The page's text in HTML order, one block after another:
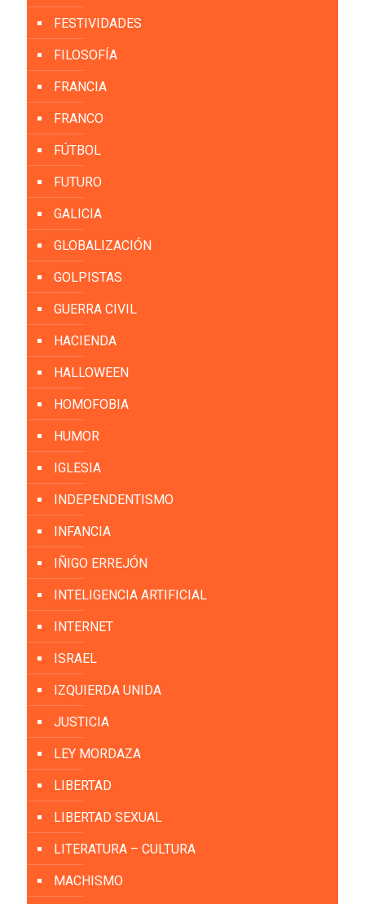
FESTIVIDADES
FILOSOFÍA
FRANCIA
FRANCO
FÚTBOL
FUTURO
GALICIA
GLOBALIZACIÓN
GOLPISTAS
GUERRA CIVIL
HACIENDA
HALLOWEEN
HOMOFOBIA
HUMOR
IGLESIA
INDEPENDENTISMO
INFANCIA
IÑIGO ERREJÓN
INTELIGENCIA ARTIFICIAL
INTERNET
ISRAEL
IZQUIERDA UNIDA
JUSTICIA
LEY MORDAZA
LIBERTAD
LIBERTAD SEXUAL
LITERATURA – CULTURA
MACHISMO